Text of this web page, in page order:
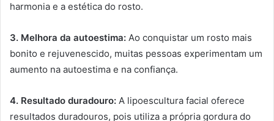
harmonia e a estética do rosto.
3. Melhora da autoestima: Ao conquistar um rosto mais
bonito e rejuvenescido, muitas pessoas experimentam um
aumento na autoestima e na confiança.
4. Resultado duradouro: A lipoescultura facial oferece
resultados duradouros, pois utiliza a própria gordura do